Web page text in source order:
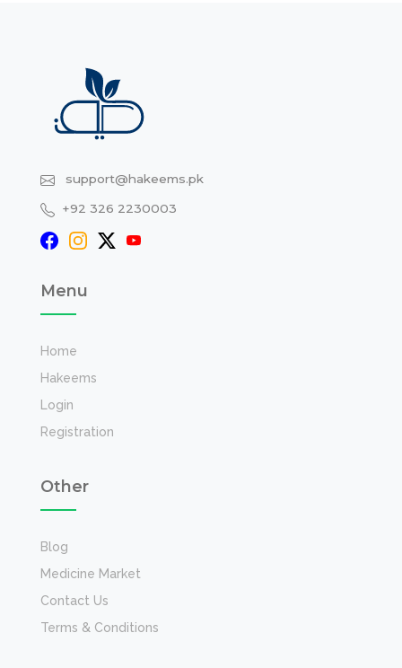
support@hakeems.pk
+92 326 2230003
Menu
Home
Hakeems
Login
Registration
Other
Blog
Medicine Market
Contact Us
Terms & Conditions